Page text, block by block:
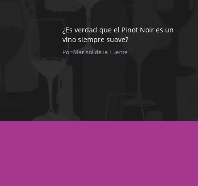
¿Es verdad que el Pinot Noir es un
vino siempre suave?
Por Marisol de la Fuente